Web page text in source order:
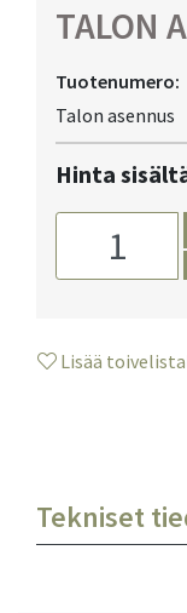
TALON
Tuotenumero:
Talon asennus
Hinta
Lisää
Tekniset